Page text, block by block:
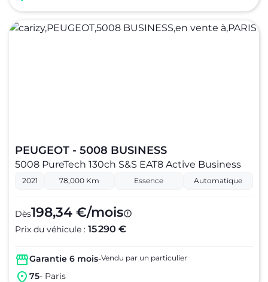
PEUGEOT - 5008 BUSINESS
5008 PureTech 130ch S&S EAT8 Active Business
2021 78,000 Km Essence Automatique
Dès198,34 €/mois
Prix du véhicule : 15 290 €
Garantie 6 mois-Vendu par un particulier
75- Paris